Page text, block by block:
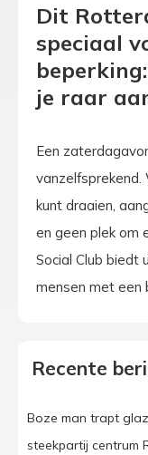
Dit
speciaal
je raar
Een
vanzelfsprekend.
kunt draaien,
en geen plek om
Social Club biedt
mensen met een
Recente
Boze man trapt
steekpartij centrum